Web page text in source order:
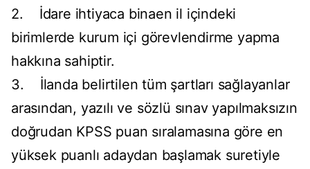
2. İdare ihtiyaca binaen il içindeki
birimlerde kurum içi görevlendirme yapma
hakkına sahiptir.
3. İlanda belirtilen tüm şartları sağlayanlar
arasından, yazılı ve sözlü sınav yapılmaksızın
doğrudan KPSS puan sıralamasına göre en
yüksek puanlı adaydan başlamak suretiyle